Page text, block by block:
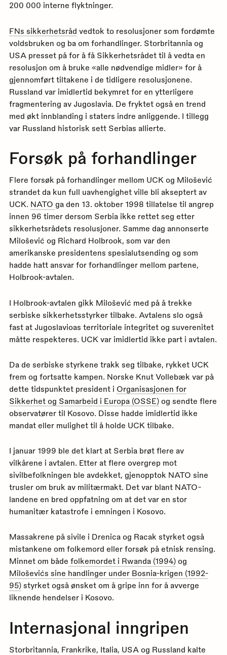
200 000 interne flyktninger.
FNs sikkerhetsråd vedtok to resolusjoner som fordømte
voldsbruken og ba om forhandlinger. Storbritannia og
USA presset på for å få Sikkerhetsrådet til å vedta en
resolusjon om å bruke «alle nødvendige midler» for å
gjennomført tiltakene i de tidligere resolusjonene.
Russland var imidlertid bekymret for en ytterligere
fragmentering av Jugoslavia. De fryktet også en trend
med økt innblanding i staters indre anliggende. I tillegg
var Russland historisk sett Serbias allierte.
Forsøk på forhandlinger
Flere forsøk på forhandlinger mellom UCK og Milošević
strandet da kun full uavhengighet ville bli akseptert av
UCK. NATO ga den 13. oktober 1998 tillatelse til angrep
innen 96 timer dersom Serbia ikke rettet seg etter
sikkerhetsrådets resolusjoner. Samme dag annonserte
Milošević og Richard Holbrook, som var den
amerikanske presidentens spesialutsending og som
hadde hatt ansvar for forhandlinger mellom partene,
Holbrook-avtalen.
I Holbrook-avtalen gikk Milošević med på å trekke
serbiske sikkerhetsstyrker tilbake. Avtalens slo også
fast at Jugoslavioas territoriale integritet og suverenitet
måtte respekteres. UCK var imidlertid ikke part i avtalen.
Da de serbiske styrkene trakk seg tilbake, rykket UCK
frem og fortsatte kampen. Norske Knut Vollebæk var på
dette tidspunktet president i Organisasjonen for
Sikkerhet og Samarbeid i Europa (OSSE)og sendte flere
observatører til Kosovo. Disse hadde imidlertid ikke
mandat eller mulighet til å holde UCK tilbake.
I januar 1999 ble det klart at Serbia brøt flere av
vilkårene i avtalen. Etter at flere overgrep mot
sivilbefolkningen ble avdekket, gjenopptok NATO sine
trusler om bruk av militærmakt. Det var blant NATO-
landene en bred oppfatning om at det var en stor
humanitær katastrofe i emningen i Kosovo.
Massakrene på sivile i Drenica og Racak styrket også
mistankene om folkemord eller forsøk på etnisk rensing.
Minnet om både folkemordet i Rwanda (1994)og
Miloševićs sine handlinger under Bosnia-krigen (1992-
95)styrket også ønsket om å gripe inn for å avverge
liknende hendelser i Kosovo.
Internasjonal inngripen
Storbritannia, Frankrike, Italia, USA og Russland kalte